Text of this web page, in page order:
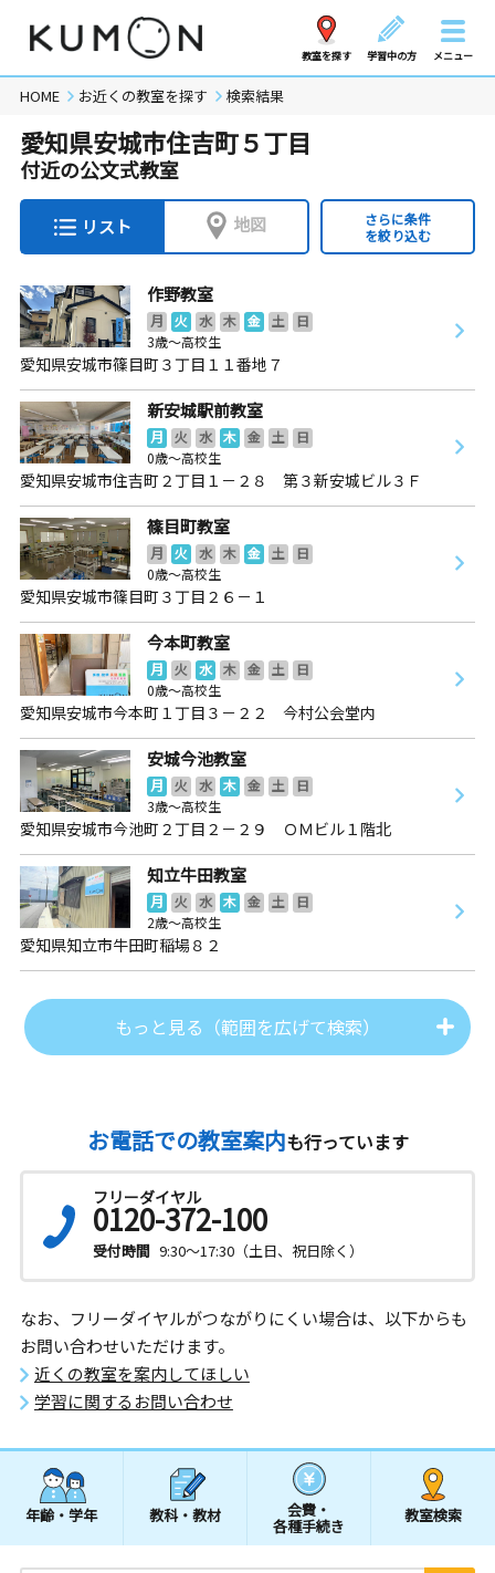
教室を探す 学習中の方 メニュー
HOME お近くの教室を探す 検索結果
愛知県安城市住吉町５丁目
付近の公文式教室
リスト 地図
さらに条件
を絞り込む
作野教室
月 火 水 木 金 土
日
3歳～高校生
愛知県安城市篠目町３丁目１１番地７
新安城駅前教室
月 火 水 木 金 土
日
0歳～高校生
愛知県安城市住吉町２丁目１－２８ 第３新安城ビル３Ｆ
篠目町教室
月 火 水 木 金 土
日
0歳～高校生
愛知県安城市篠目町３丁目２６－１
今本町教室
月 火 水 木 金 土
日
0歳～高校生
愛知県安城市今本町１丁目３－２２ 今村公会堂内
安城今池教室
月 火 水 木 金 土
日
3歳～高校生
愛知県安城市今池町２丁目２－２９ ＯＭビル１階北
知立牛田教室
月 火 水 木 金 土
日
2歳～高校生
愛知県知立市牛田町稲場８２
もっと見る（範囲を広げて検索）
お電話での教室案内も行っています
フリーダイヤル
0120-372-100
受付時間 9:30～17:30（土日、祝日除く）
なお、フリーダイヤルがつながりにくい場合は、以下からも
お問い合わせいただけます。
近くの教室を案内してほしい
学習に関するお問い合わせ
年齢・学年 教科・教材 会費・
各種手続き
教室検索